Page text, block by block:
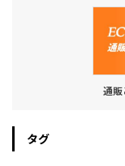
通販
タグ